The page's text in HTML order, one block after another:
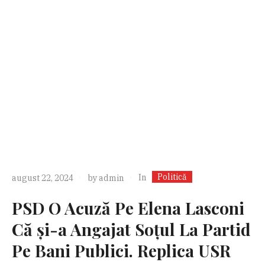
august 22, 2024 byadmin In Politică
PSD O Acuză Pe Elena Lasconi
Că și-a Angajat Soțul La Partid
Pe Bani Publici. Replica USR